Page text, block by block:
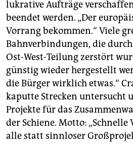
lukrative Aufträge
beendet werden. „Der
Vorrang bekommen.“ Viele
Bahnverbindungen, die
Ost-West-Teilung zerstört
günstig wieder hergestellt
die Bürger wirklich etwas.“
kaputte Strecken untersucht
Projekte für das
der Schiene. Motto:
alle statt sinnloser